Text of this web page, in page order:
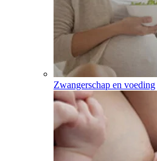
Zwangerschap en voeding